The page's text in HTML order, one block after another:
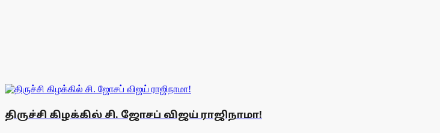
திருச்சி கிழக்கில் சி. ஜோசப் விஜய் ராஜிநாமா!